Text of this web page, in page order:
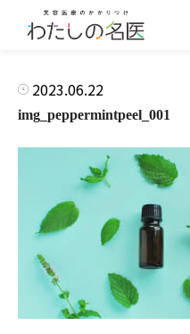
2023.06.22
img_peppermintpeel_001